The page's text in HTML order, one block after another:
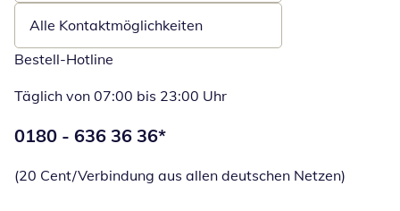
Alle Kontaktmöglichkeiten
Bestell-Hotline
Täglich von 07:00 bis 23:00 Uhr
Telefonnummer:
0180 - 636 36 36*
(20 Cent/Verbindung aus allen deutschen Netzen)